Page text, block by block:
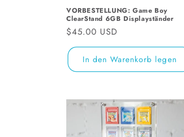
VORBESTELLUNG: Game Boy
ClearStand 6GB Displayständer
Normaler
Preis
$45.00 USD
In den Warenkorb legen